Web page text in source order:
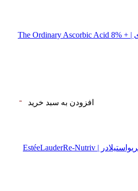
سرم ویتامین سی اوردینری | The Ordinary Ascorbic Acid 8% +
افزودن به سبد خرید
فوم شوینده آبرسان ری‌نوتریواستیلادر | EstéeLauderRe-Nutriv